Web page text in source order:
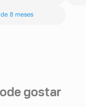
8 meses
gostar